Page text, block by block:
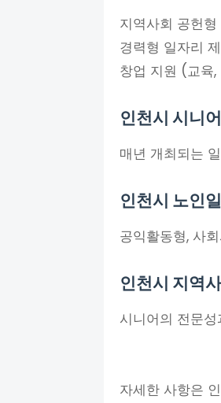
지역사회 공헌
경력형 일자리
창업 지원 (교육
인천시 시니
매년 개최되는
인천시 노인
공익활동형, 사
인천시 지역
시니어의 전문
자세한 사항은